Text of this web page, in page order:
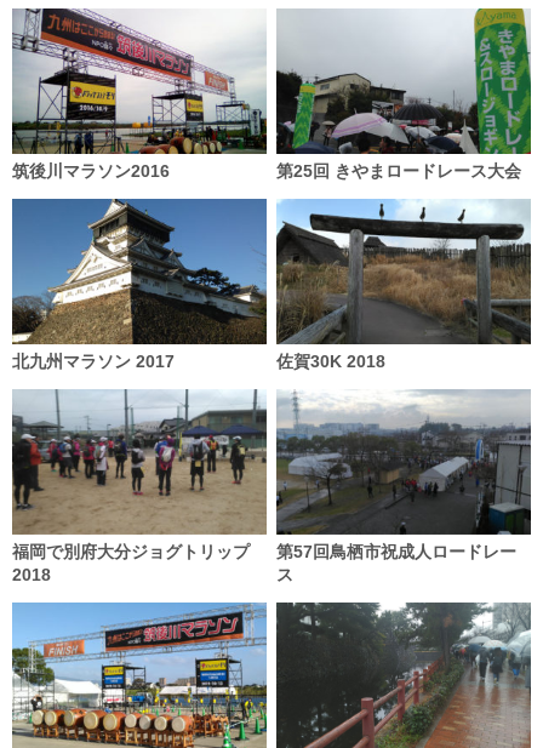
筑後川マラソン2016 第25回 きやまロードレース大会
北九州マラソン 2017 佐賀30K 2018
福岡で別府大分ジョグトリップ
2018
第57回鳥栖市祝成人ロードレー
ス